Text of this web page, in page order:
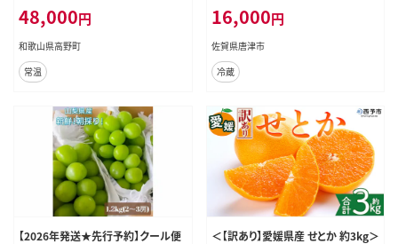
回お届け］ ［RN166］
48,000円
和歌山県高野町
常温
16,000円
佐賀県唐津市
冷蔵
【2026年発送★先行予約】クール便
＜【訳あり】愛媛県産 せとか 約3kg＞